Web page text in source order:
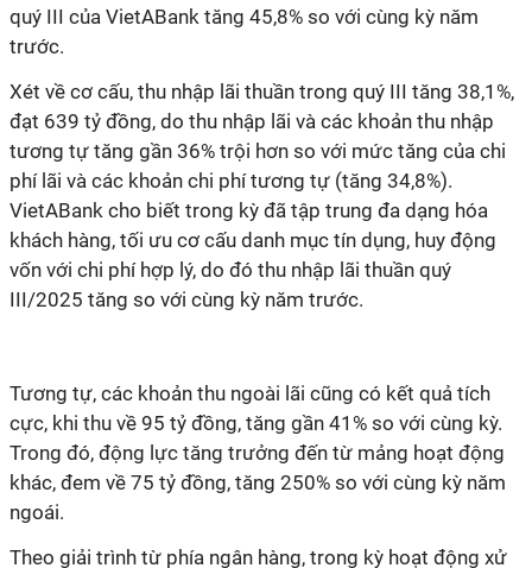
quý III của VietABank tăng 45,8% so với cùng kỳ năm
trước.
Xét về cơ cấu, thu nhập lãi thuần trong quý III tăng 38,1%,
đạt 639 tỷ đồng, do thu nhập lãi và các khoản thu nhập
tương tự tăng gần 36% trội hơn so với mức tăng của chi
phí lãi và các khoản chi phí tương tự (tăng 34,8%).
VietABank cho biết trong kỳ đã tập trung đa dạng hóa
khách hàng, tối ưu cơ cấu danh mục tín dụng, huy động
vốn với chi phí hợp lý, do đó thu nhập lãi thuần quý
III/2025 tăng so với cùng kỳ năm trước.
Tương tự, các khoản thu ngoài lãi cũng có kết quả tích
cực, khi thu về 95 tỷ đồng, tăng gần 41% so với cùng kỳ.
Trong đó, động lực tăng trưởng đến từ mảng hoạt động
khác, đem về 75 tỷ đồng, tăng 250% so với cùng kỳ năm
ngoái.
Theo giải trình từ phía ngân hàng, trong kỳ hoạt động xử